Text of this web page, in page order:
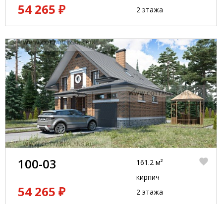
54 265 ₽
2 этажа
100-03
54 265 ₽
161.2 м²
кирпич
2 этажа